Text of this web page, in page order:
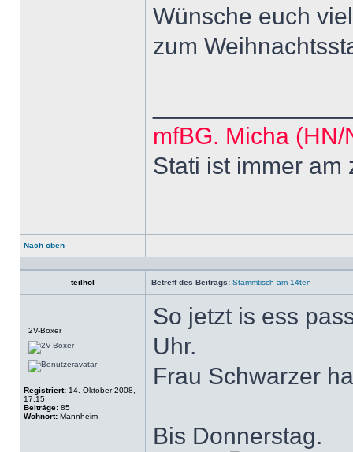
Wünsche euch
zum
mfBG. Micha
Stati ist immer am
Nach oben
Profil
teilhol Betreff des Beitrags: Stammtisch am 14ten
2V-Boxer
Registriert: 14. Oktober 2008,
17:15
Beiträge: 85
Wohnort: Mannheim
So jetzt is ess
Uhr.
Frau Schwarzer
Bis Donnerstag.